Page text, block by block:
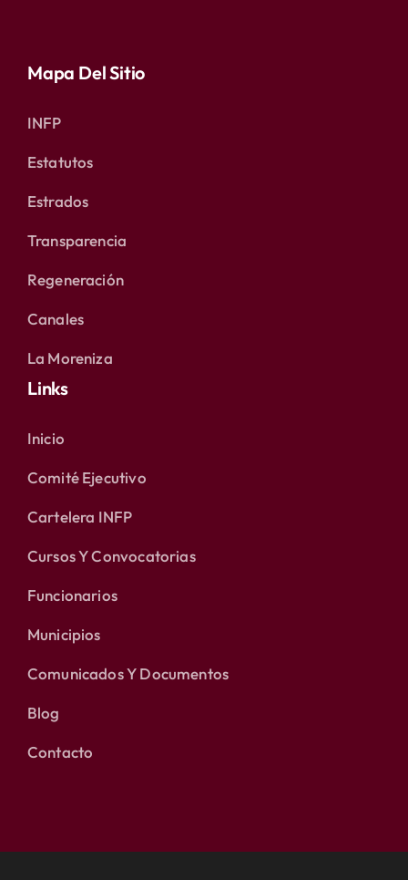
Mapa Del Sitio
INFP
Estatutos
Estrados
Transparencia
Regeneración
Canales
La Moreniza
Links
Inicio
Comité Ejecutivo
Cartelera INFP
Cursos Y Convocatorias
Funcionarios
Municipios
Comunicados Y Documentos
Blog
Contacto